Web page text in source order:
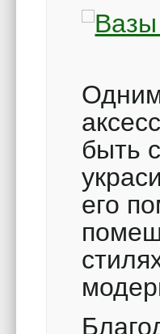
быть
его